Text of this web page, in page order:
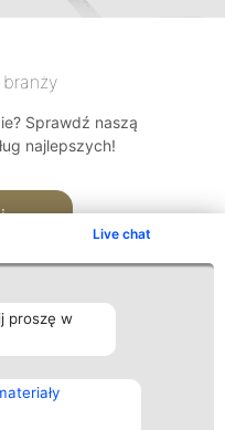
Live chat
proszę w
Sprawdź naszą
najlepszych!
Kontakt
Kontakt